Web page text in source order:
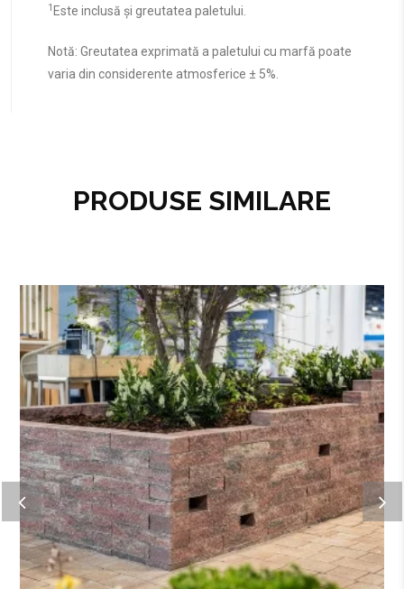
1 Este inclusă și greutatea paletului.
Notă: Greutatea exprimată a paletului cu marfă poate
varia din considerente atmosferice ± 5%.
PRODUSE SIMILARE